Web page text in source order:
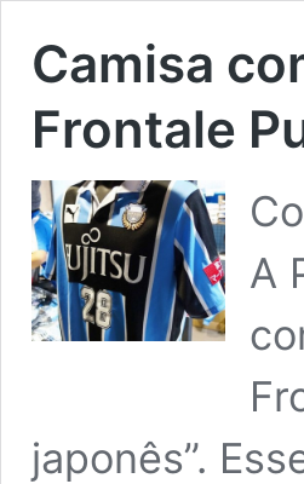
Camisa
Frontale
A
japonês”.